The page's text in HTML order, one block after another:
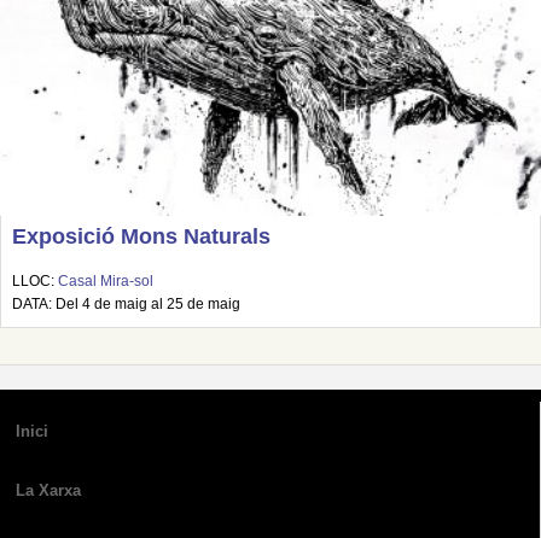
Exposició Mons Naturals
LLOC: Casal Mira-sol
DATA: Del 4 de maig al 25 de maig
Inici
La Xarxa